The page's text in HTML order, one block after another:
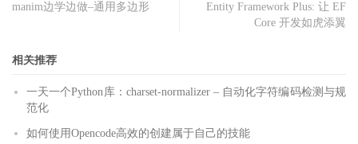
manim边学边做–通用多边形
Entity Framework Plus: 让 EF
Core 开发如虎添翼
相关推荐
一天一个Python库：charset-normalizer – 自动化字符编码检测与规
范化
如何使用Opencode高效的创建属于自己的技能